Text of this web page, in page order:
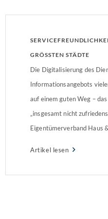
GRÖSSTEN STÄDTE
Die Digitalisierung des
Informationsangebots
auf einem guten Weg –
„insgesamt nicht
Eigentümerverband Haus
Artikel lesen